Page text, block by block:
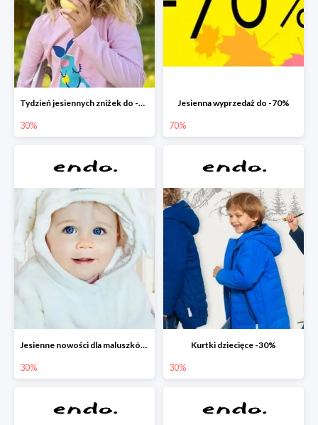
Tydzień jesiennych zniżek do -30%
30%
Jesienna wyprzedaż do -70%
70%
Jesienne nowości dla maluszków -30%
30%
Kurtki dziecięce -30%
30%